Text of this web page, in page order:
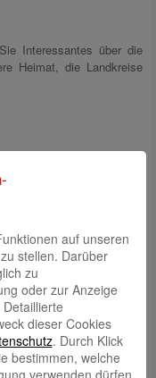
Interessantes über die
Heimat, die Landkreise
Mitte
auf unseren
stellen. Darüber
zu
oder zur Anzeige
dieser Cookies
. Durch Klick
bestimmen, welche
verwenden dürfen.